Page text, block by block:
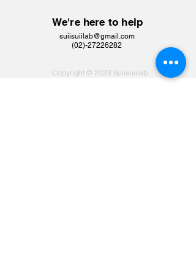
We're here to help
suiisuiilab@gmail.com
​(02)-27226282
Copyright © 2023 Suiisuiilab